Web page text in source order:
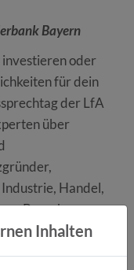
Bayern
investieren oder
für dein
der LfA
über
Handel,
Branchen.
in
Inhalten